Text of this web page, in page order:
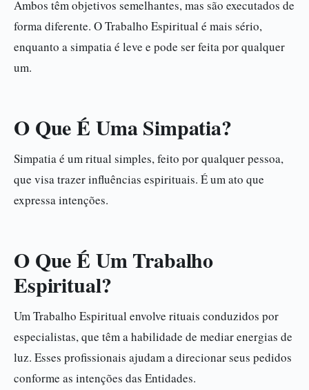
Ambos têm objetivos semelhantes, mas são executados de
forma diferente. O Trabalho Espiritual é mais sério,
enquanto a simpatia é leve e pode ser feita por qualquer
um.
O Que É Uma Simpatia?
Simpatia é um ritual simples, feito por qualquer pessoa,
que visa trazer influências espirituais. É um ato que
expressa intenções.
O Que É Um Trabalho
Espiritual?
Um Trabalho Espiritual envolve rituais conduzidos por
especialistas, que têm a habilidade de mediar energias de
luz. Esses profissionais ajudam a direcionar seus pedidos
conforme as intenções das Entidades.